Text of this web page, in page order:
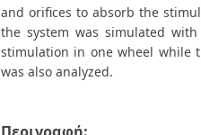
and orifices to absorb the
the system was simulated
stimulation in one wheel while
was also analyzed.